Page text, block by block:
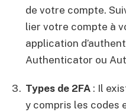
de votre compte.
lier votre compte à
application
Authenticator ou
Types de 2FA : Il
y compris les codes